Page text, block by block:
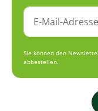
Sie können den
abbestellen.